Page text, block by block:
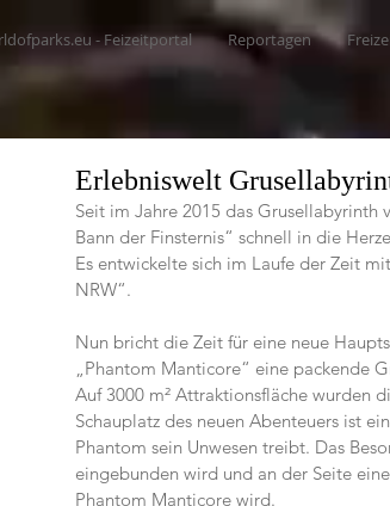
- Feizeitportal Reportagen
Erlebniswelt
Seit im Jahre 2015 das
Bann der Finsternis“ schnell in die
Es entwickelte sich im Laufe der Zeit
NRW“.
Nun bricht die Zeit für eine neue
„Phantom Manticore“ eine packende
Auf 3000 m² Attraktionsfläche wurden
Schauplatz des neuen Abenteuers ist
Phantom sein Unwesen treibt. Das
eingebunden wird und an der Seite
Phantom Manticore wird.